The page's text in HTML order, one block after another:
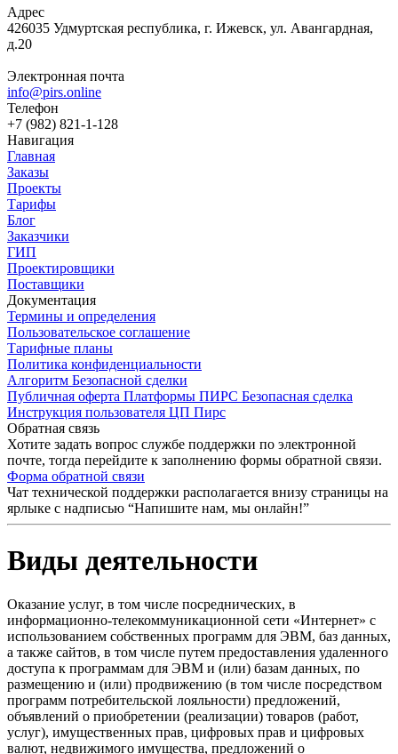
Адрес
426035 Удмуртская республика, г. Ижевск, ул. Авангардная,
д.20
Электронная почта
info@pirs.online
Телефон
+7 (982) 821-1-128
Навигация
Главная
Заказы
Проекты
Тарифы
Блог
Заказчики
ГИП
Проектировщики
Поставщики
Документация
Термины и определения
Пользовательское соглашение
Тарифные планы
Политика конфиденциальности
Алгоритм Безопасной сделки
Публичная оферта Платформы ПИРС Безопасная сделка
Инструкция пользователя ЦП Пирс
Обратная связь
Хотите задать вопрос службе поддержки по электронной
почте, тогда перейдите к заполнению формы обратной связи.
Форма обратной связи
Чат технической поддержки располагается внизу страницы на
ярлыке с надписью “Напишите нам, мы онлайн!”
Виды деятельности
Оказание услуг, в том числе посреднических, в
информационно-телекоммуникационной сети «Интернет» с
использованием собственных программ для ЭВМ, баз данных,
а также сайтов, в том числе путем предоставления удаленного
доступа к программам для ЭВМ и (или) базам данных, по
размещению и (или) продвижению (в том числе посредством
программ потребительской лояльности) предложений,
объявлений о приобретении (реализации) товаров (работ,
услуг), имущественных прав, цифровых прав и цифровых
валют, недвижимого имущества, предложений о